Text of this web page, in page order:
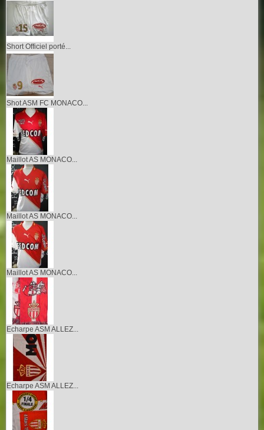
Short Officiel porté...
Shot ASM FC MONACO...
Maillot AS MONACO...
Maillot AS MONACO...
Maillot AS MONACO...
Echarpe ASM ALLEZ...
Echarpe ASM ALLEZ...